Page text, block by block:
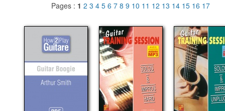
Pages : 1 2 3 4 5 6 7 8 9 10 11 12 13 14 15 16 17